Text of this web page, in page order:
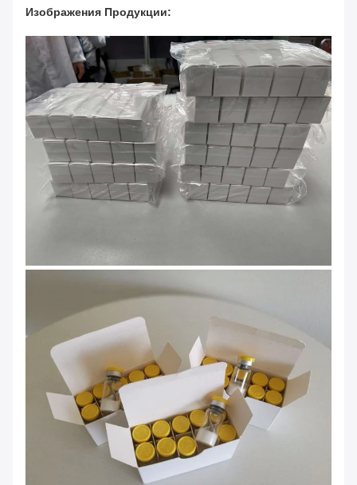
Изображения Продукции: